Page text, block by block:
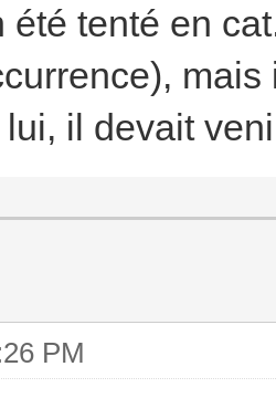
été tenté en
il devait
PM